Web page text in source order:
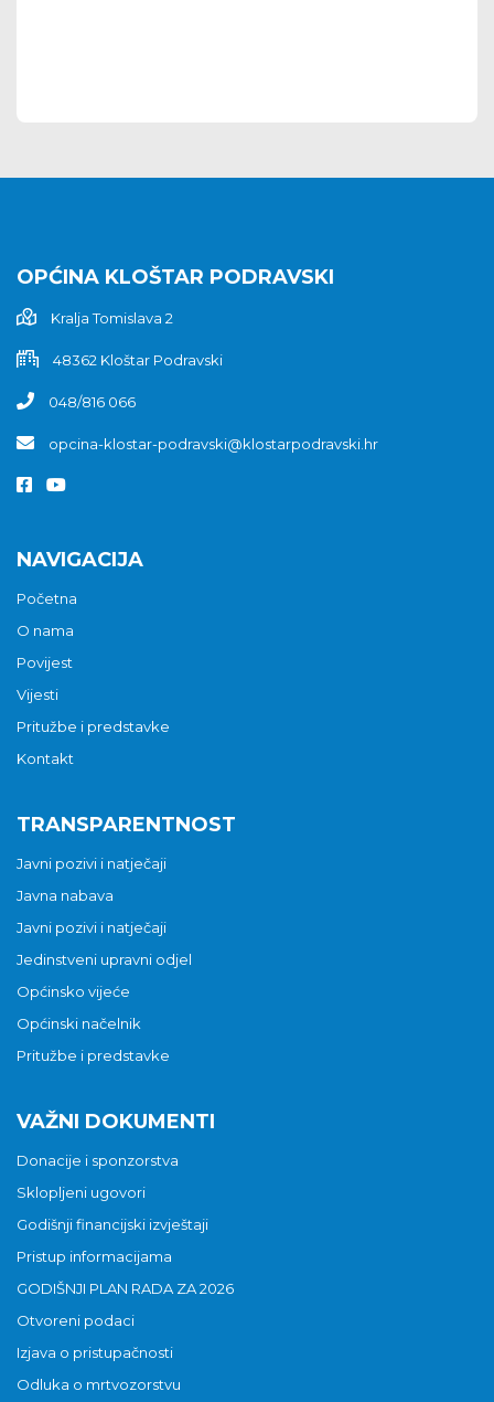
OPĆINA KLOŠTAR PODRAVSKI
Kralja Tomislava 2
48362 Kloštar Podravski
048/816 066
opcina-klostar-podravski@klostarpodravski.hr
NAVIGACIJA
Početna
O nama
Povijest
Vijesti
Pritužbe i predstavke
Kontakt
TRANSPARENTNOST
Javni pozivi i natječaji
Javna nabava
Javni pozivi i natječaji
Jedinstveni upravni odjel
Općinsko vijeće
Općinski načelnik
Pritužbe i predstavke
VAŽNI DOKUMENTI
Donacije i sponzorstva
Sklopljeni ugovori
Godišnji financijski izvještaji
Pristup informacijama
GODIŠNJI PLAN RADA ZA 2026
Otvoreni podaci
Izjava o pristupačnosti
Odluka o mrtvozorstvu